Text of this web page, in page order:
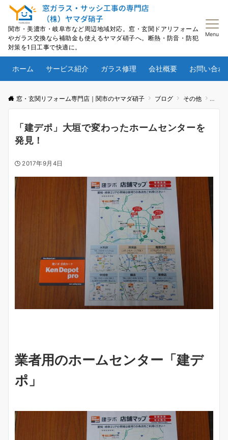
関市・美濃市・岐阜市など周辺地域対応。窓・玄関ドアリフォーム
やガラス交換なら補助金も使えるヤマダ硝子へ。断熱・防音・防犯
対策を1日工事で快適に。
Menu
ホーム サービス紹介 ガラス修理 会社概要 お問い合わ
窓・玄関リフォーム専門店｜関市のヤマダ硝子 ブログ その他 「建
「建デポ」大垣で変わったホームセンターを
発見！
2017年9月4日
業者用のホームセンター「建デ
ポ」